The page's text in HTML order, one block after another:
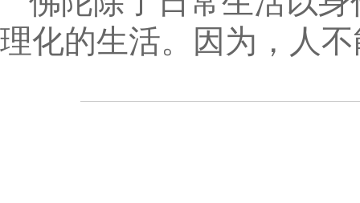
理化的生活。因为，人